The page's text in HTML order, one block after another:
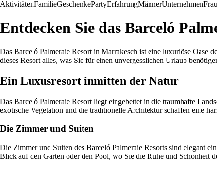
AktivitätenFamilieGeschenkePartyErfahrungMännerUnternehmen
Entdecken Sie das Barceló
Das Barceló Palmeraie Resort in Marrakesch ist eine luxuriöse Oase
dieses Resort alles, was Sie für einen unvergesslichen Urlaub
Ein Luxusresort inmitten der Natur
Das Barceló Palmeraie Resort liegt eingebettet in die traumhafte
exotische Vegetation und die traditionelle Architektur schaffen eine
Die Zimmer und Suiten
Die Zimmer und Suiten des Barceló Palmeraie Resorts sind elegant
Blick auf den Garten oder den Pool, wo Sie die Ruhe und Schönheit